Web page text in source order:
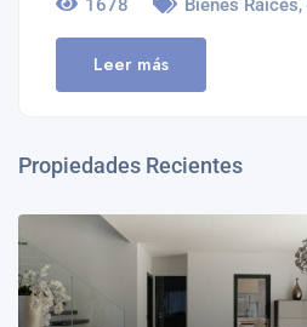
1678 Bienes Raíces
Leer más
Propiedades Recientes